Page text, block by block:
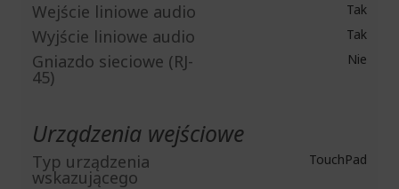
Wejście liniowe audio Tak
Wyjście liniowe audio Tak
Gniazdo sieciowe (RJ-
45)
Nie
Urządzenia wejściowe
Typ urządzenia
wskazującego
TouchPad